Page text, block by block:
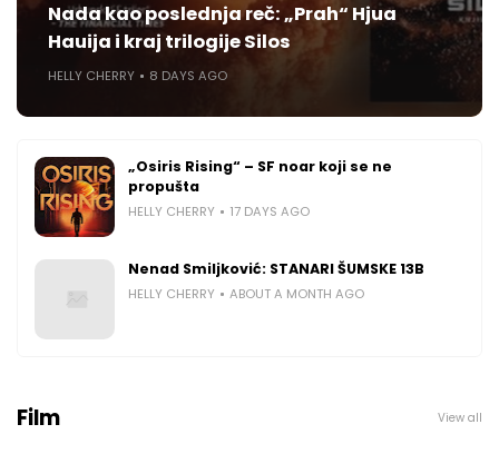
Nada kao poslednja reč: „Prah“ Hjua
Hauija i kraj trilogije Silos
HELLY CHERRY 8 DAYS AGO
„Osiris Rising“ – SF noar koji se ne
propušta
HELLY CHERRY 17 DAYS AGO
Nenad Smiljković: STANARI ŠUMSKE 13B
HELLY CHERRY ABOUT A MONTH AGO
Film View all